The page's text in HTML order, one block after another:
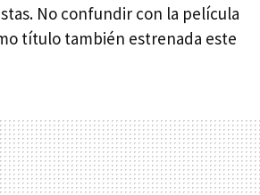
No confundir con la película
título también estrenada este